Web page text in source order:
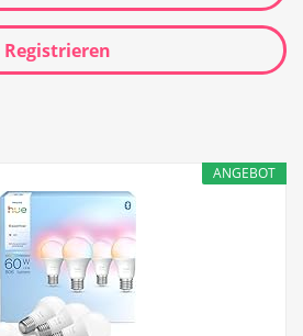
Registrieren
ANGEBOT